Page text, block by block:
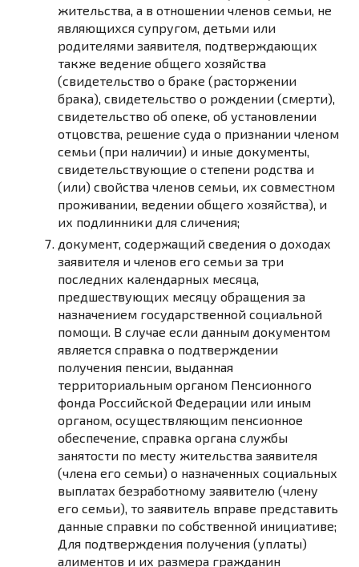
жительства, а в отношении членов семьи, не
являющихся супругом, детьми или
родителями заявителя, подтверждающих
также ведение общего хозяйства
(свидетельство о браке (расторжении
брака), свидетельство о рождении (смерти),
свидетельство об опеке, об установлении
отцовства, решение суда о признании членом
семьи (при наличии) и иные документы,
свидетельствующие о степени родства и
(или) свойства членов семьи, их совместном
проживании, ведении общего хозяйства), и
их подлинники для сличения;
документ, содержащий сведения о доходах
заявителя и членов его семьи за три
последних календарных месяца,
предшествующих месяцу обращения за
назначением государственной социальной
помощи. В случае если данным документом
является справка о подтверждении
получения пенсии, выданная
территориальным органом Пенсионного
фонда Российской Федерации или иным
органом, осуществляющим пенсионное
обеспечение, справка органа службы
занятости по месту жительства заявителя
(члена его семьи) о назначенных социальных
выплатах безработному заявителю (члену
его семьи), то заявитель вправе представить
данные справки по собственной инициативе;
Для подтверждения получения (уплаты)
алиментов и их размера гражданин